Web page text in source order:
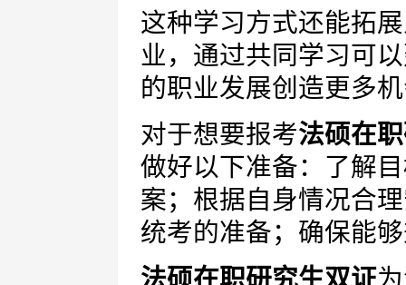
这种学习方式还能拓
业，通过共同学习可
的职业发展创造更多
对于想要报考法硕在
做好以下准备：了解
案；根据自身情况合
统考的准备；确保能
法硕在职研究生双证